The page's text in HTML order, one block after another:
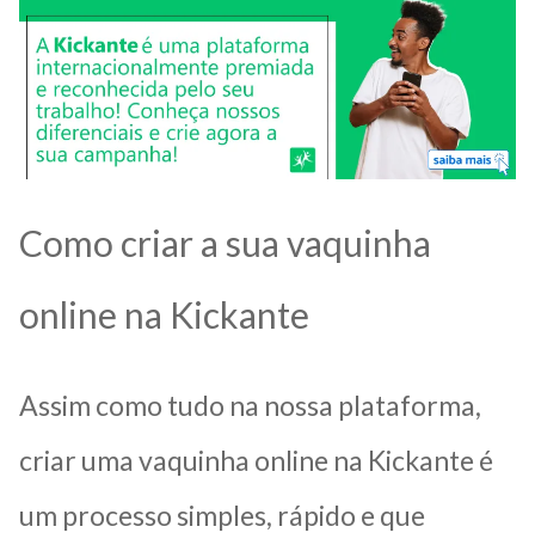
Como criar a sua vaquinha
online na Kickante
Assim como tudo na nossa plataforma,
criar uma vaquinha online na Kickante é
um processo simples, rápido e que